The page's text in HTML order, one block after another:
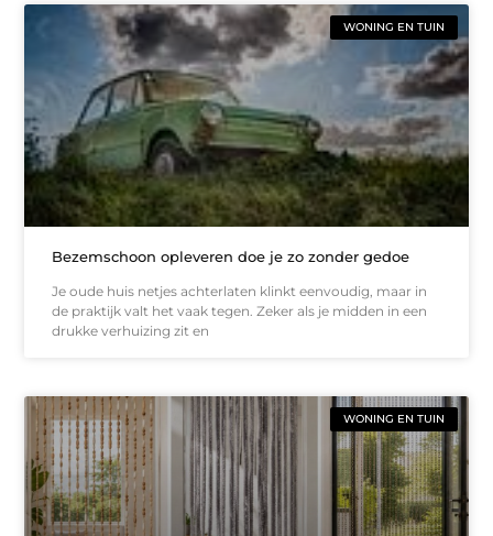
WONING EN TUIN
Bezemschoon opleveren doe je zo zonder gedoe
Je oude huis netjes achterlaten klinkt eenvoudig, maar in
de praktijk valt het vaak tegen. Zeker als je midden in een
drukke verhuizing zit en
WONING EN TUIN